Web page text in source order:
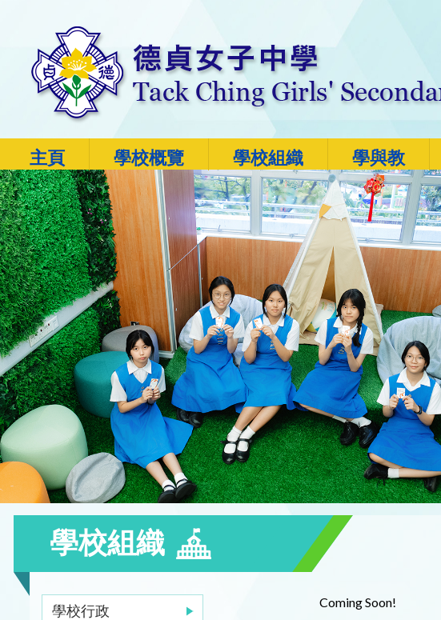
主頁 學校概覽 學校組織 學與教
學校組織
學校行政 Coming Soon!